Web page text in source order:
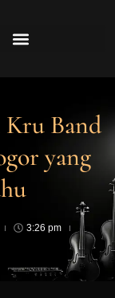
Band
yang
3:26 pm